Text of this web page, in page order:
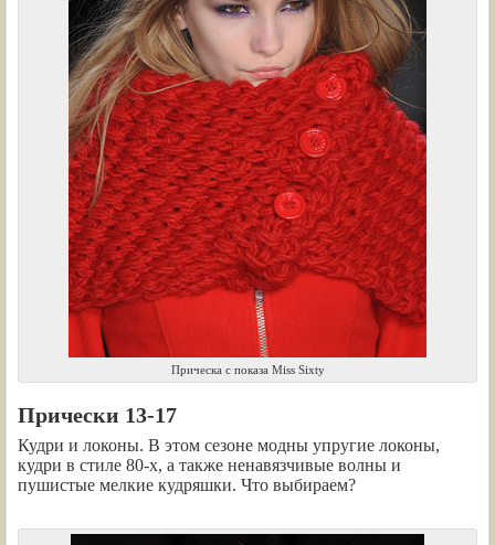
Прическа с показа Miss Sixty
Прически 13-17
Кудри и локоны. В этом сезоне модны упругие локоны,
кудри в стиле 80-х, а также ненавязчивые волны и
пушистые мелкие кудряшки. Что выбираем?